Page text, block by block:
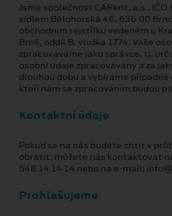
Jsme společnost CARent, a.s.,
sídlem Bělohorská 46, 636 00
obchodním rejstříku vedeném u
Brně, oddíl B, vložka 1774. Vaše
zpracováváme jako správce, tj.
osobní údaje zpracovávány a za
dlouhou dobu a vybíráme
kteří nám se zpracováním budou
Kontaktní údaje
Pokud se na nás budete chtít v
obrátit, můžete nás kontaktovat
548 14 14 14 nebo na e-mail:
Prohlašujeme